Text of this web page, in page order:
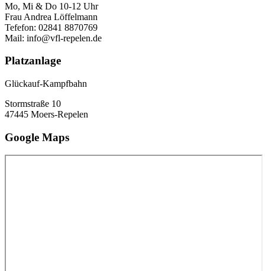
Mo, Mi & Do 10-12 Uhr
Frau Andrea Löffelmann
Tefefon: 02841 8870769
Mail: info@vfl-repelen.de
Platzanlage
Glückauf-Kampfbahn
Stormstraße 10
47445 Moers-Repelen
Google Maps